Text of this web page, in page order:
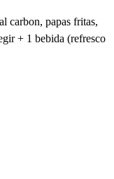
carbon, papas fritas,
+ 1 bebida (refresco